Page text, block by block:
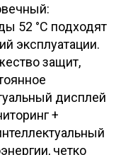
52 °C подходят
эксплуатации.
защит,
дисплей
+
четко